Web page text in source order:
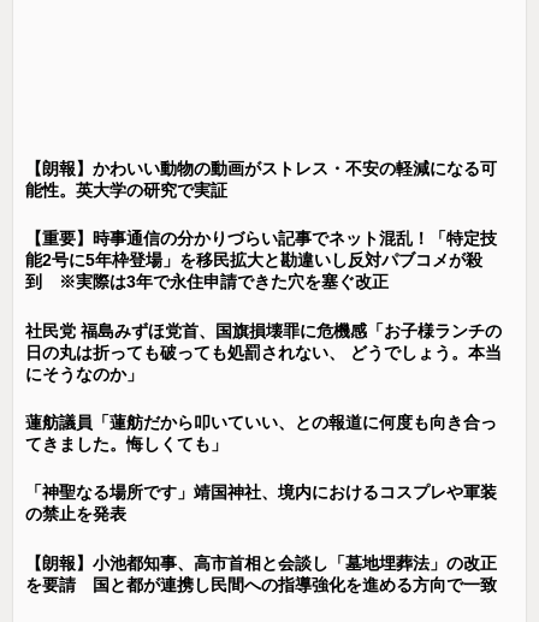
【朗報】かわいい動物の動画がストレス・不安の軽減になる可
能性。英大学の研究で実証
【重要】時事通信の分かりづらい記事でネット混乱！「特定技
能2号に5年枠登場」を移民拡大と勘違いし反対パブコメが殺
到 ※実際は3年で永住申請できた穴を塞ぐ改正
社民党 福島みずほ党首、国旗損壊罪に危機感「お子様ランチの
日の丸は折っても破っても処罰されない、 どうでしょう。本当
にそうなのか」
蓮舫議員「蓮舫だから叩いていい、との報道に何度も向き合っ
てきました。悔しくても」
「神聖なる場所です」靖国神社、境内におけるコスプレや軍装
の禁止を発表
【朗報】小池都知事、高市首相と会談し「墓地埋葬法」の改正
を要請 国と都が連携し民間への指導強化を進める方向で一致